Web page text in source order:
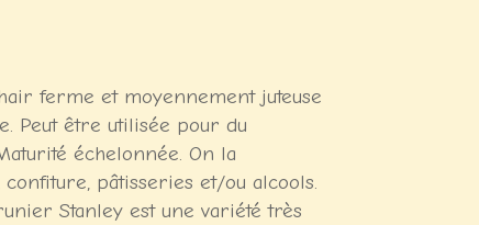
ferme et moyennement juteuse
Peut être utilisée pour du
échelonnée. On la
pâtisseries et/ou alcools.
Stanley est une variété très